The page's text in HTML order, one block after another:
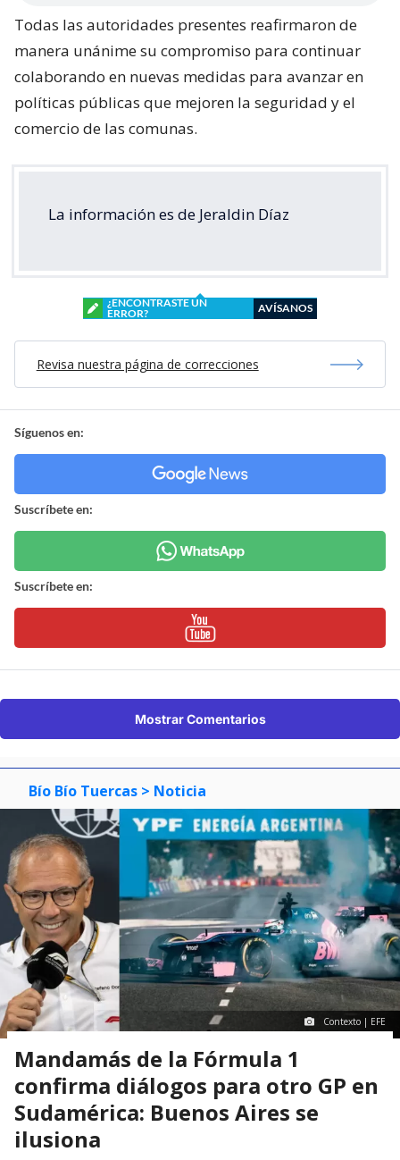
Todas las autoridades presentes reafirmaron de
manera unánime su compromiso para continuar
colaborando en nuevas medidas para avanzar en
políticas públicas que mejoren la seguridad y el
comercio de las comunas.
La información es de Jeraldin Díaz
¿ENCONTRASTE UN
ERROR?
AVÍSANOS
Revisa nuestra página de correcciones
Síguenos en:
Suscríbete en:
Suscríbete en:
Mostrar Comentarios
Bío Bío Tuercas > Noticia
Contexto | EFE
Mandamás de la Fórmula 1
confirma diálogos para otro GP en
Sudamérica: Buenos Aires se
ilusiona